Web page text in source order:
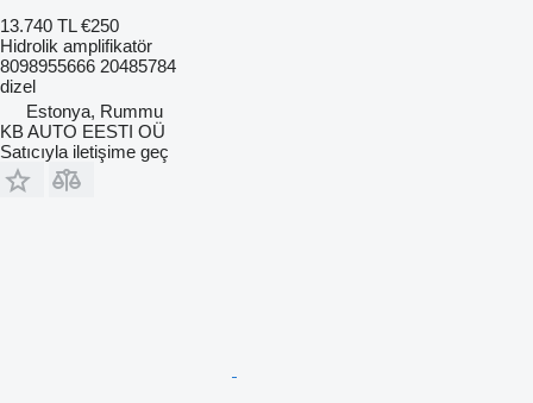
13.740 TL €250
Hidrolik amplifikatör
8098955666 20485784
dizel
Estonya, Rummu
KB AUTO EESTI OÜ
Satıcıyla iletişime geç